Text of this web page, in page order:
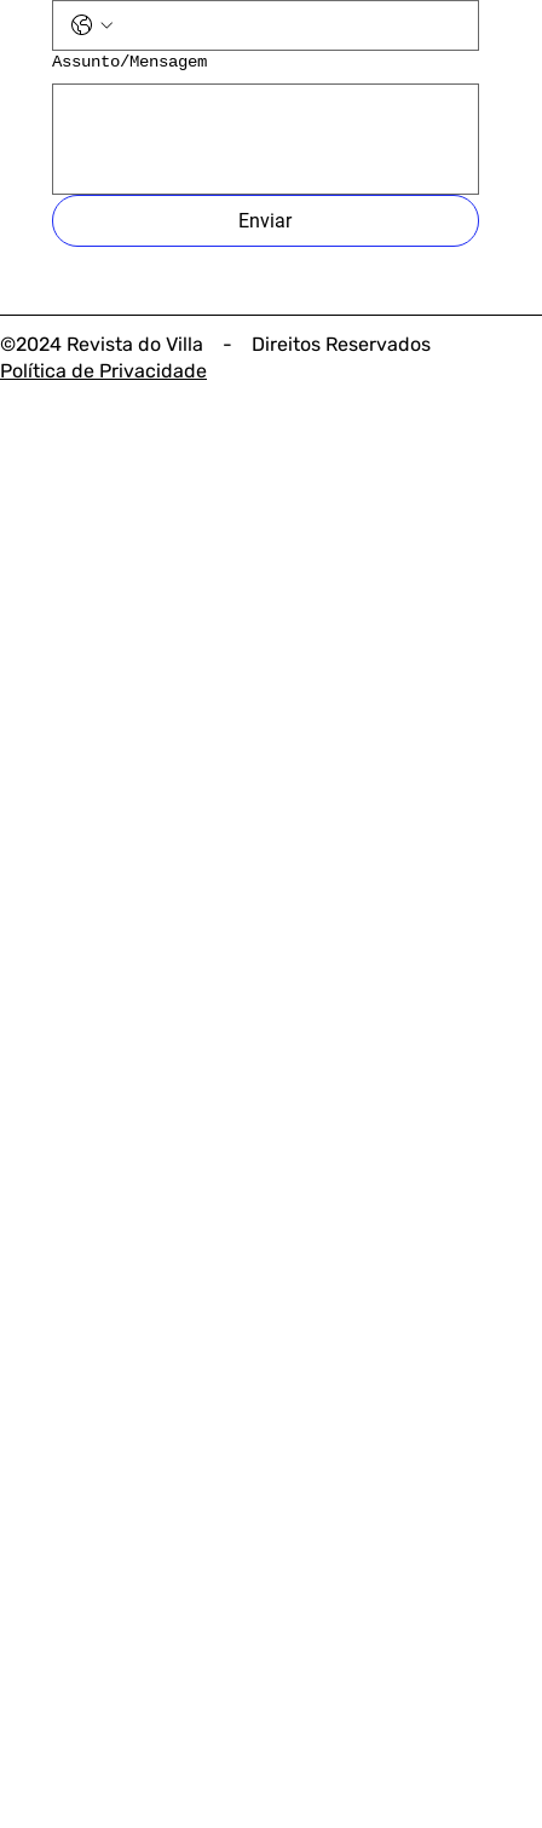
©2024 Revista do Villa - Direitos Reservados
Política de Privacidade
Assunto/Mensagem
Enviar